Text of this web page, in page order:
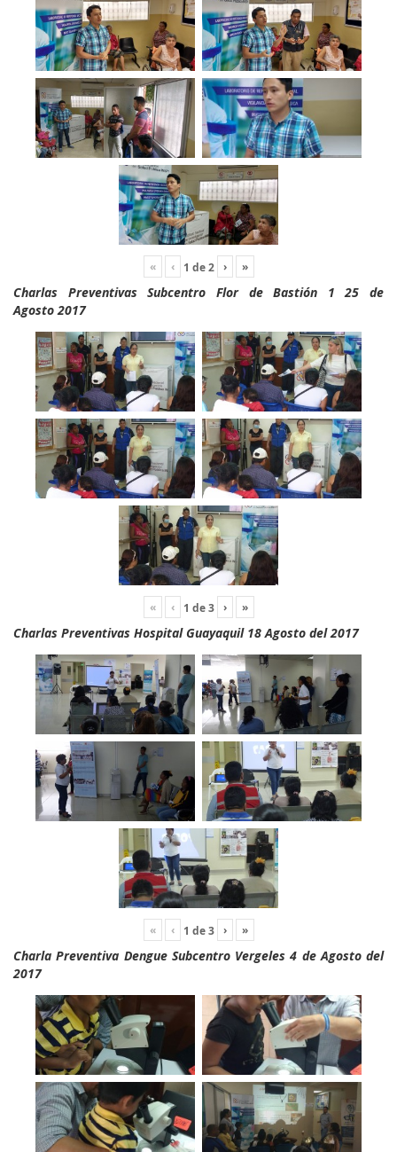
« ‹ 1 de2 › »
Charlas Preventivas Subcentro Flor de Bastión 1 25 de
Agosto 2017
« ‹ 1 de3 › »
Charlas Preventivas Hospital Guayaquil 18 Agosto del 2017
« ‹ 1 de3 › »
Charla Preventiva Dengue Subcentro Vergeles 4 de Agosto del
2017